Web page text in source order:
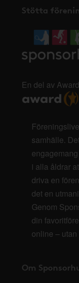
Stötta
En del av
samhälle.
i alla åldrar
driva en
det en
Genom
din
online –
Om